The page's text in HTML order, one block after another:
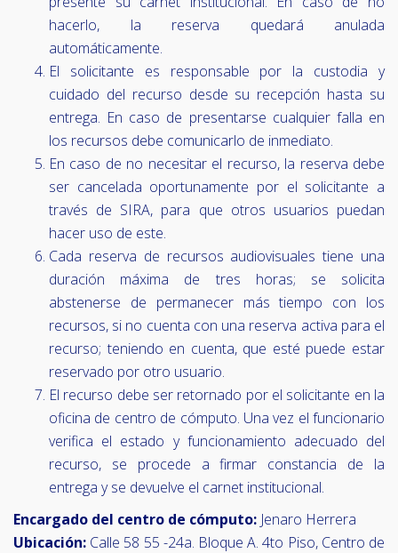
hacerlo, la reserva quedará anulada
automáticamente.
El solicitante es responsable por la custodia y
cuidado del recurso desde su recepción hasta su
entrega. En caso de presentarse cualquier falla en
los recursos debe comunicarlo de inmediato.
En caso de no necesitar el recurso, la reserva debe
ser cancelada oportunamente por el solicitante a
través de SIRA, para que otros usuarios puedan
hacer uso de este.
Cada reserva de recursos audiovisuales tiene una
duración máxima de tres horas; se solicita
abstenerse de permanecer más tiempo con los
recursos, si no cuenta con una reserva activa para el
recurso; teniendo en cuenta, que esté puede estar
reservado por otro usuario.
El recurso debe ser retornado por el solicitante en la
oficina de centro de cómputo. Una vez el funcionario
verifica el estado y funcionamiento adecuado del
recurso, se procede a firmar constancia de la
entrega y se devuelve el carnet institucional.
Encargado del centro de cómputo: Jenaro Herrera
Ubicación: Calle 58 55 -24a. Bloque A. 4to Piso, Centro de